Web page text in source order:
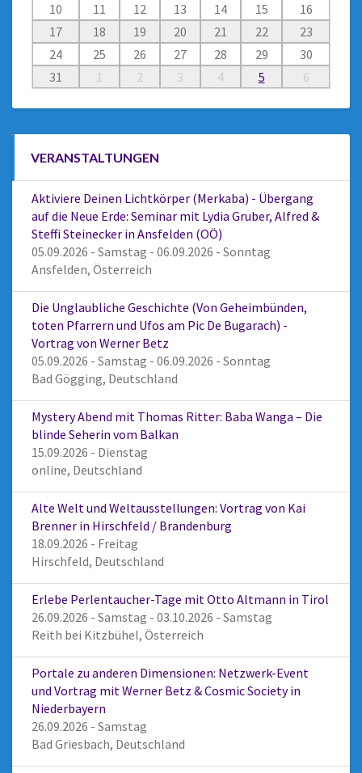
10
11 12 13 14 15
16
17
18 19 20 21 22
23
24
25 26 27 28 29
30
31
1 2 3 4 5 6
VERANSTALTUNGEN
Aktiviere Deinen Lichtkörper (Merkaba) - Übergang
auf die Neue Erde: Seminar mit Lydia Gruber, Alfred &
Steffi Steinecker in Ansfelden (OÖ)
05.09.2026 - Samstag - 06.09.2026 - Sonntag
Ansfelden, Österreich
Die Unglaubliche Geschichte (Von Geheimbünden,
toten Pfarrern und Ufos am Pic De Bugarach) -
Vortrag von Werner Betz
05.09.2026 - Samstag - 06.09.2026 - Sonntag
Bad Gögging, Deutschland
Mystery Abend mit Thomas Ritter: Baba Wanga – Die
blinde Seherin vom Balkan
15.09.2026 - Dienstag
online, Deutschland
Alte Welt und Weltausstellungen: Vortrag von Kai
Brenner in Hirschfeld / Brandenburg
18.09.2026 - Freitag
Hirschfeld, Deutschland
Erlebe Perlentaucher-Tage mit Otto Altmann in Tirol
26.09.2026 - Samstag - 03.10.2026 - Samstag
Reith bei Kitzbühel, Österreich
Portale zu anderen Dimensionen: Netzwerk-Event
und Vortrag mit Werner Betz & Cosmic Society in
Niederbayern
26.09.2026 - Samstag
Bad Griesbach, Deutschland